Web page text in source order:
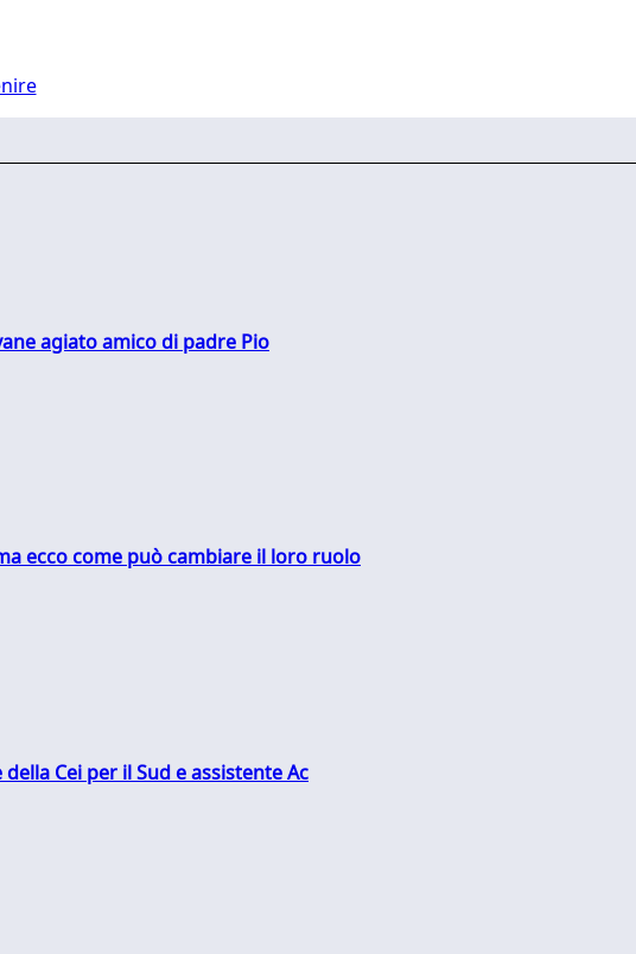
agiato amico di padre Pio
ecco come può cambiare il loro ruolo
Cei per il Sud e assistente Ac